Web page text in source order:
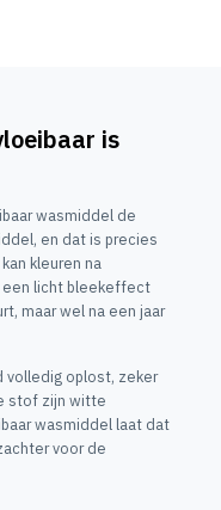
is
wasmiddel de
en dat is precies
kleuren na
een licht bleekeffect
maar wel na een jaar
volledig oplost, zeker
stof zijn witte
wasmiddel laat dat
voor de